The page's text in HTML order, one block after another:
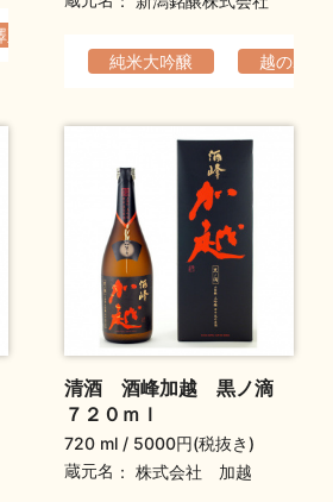
正宗
純米大吟醸 越の寒中梅
清酒 酒峰加越 黒ノ滴
７２０ｍｌ
720 ml
5000円(税抜き)
蔵元名
株式会社 加越